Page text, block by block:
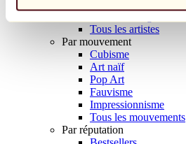
Tous les artistes
Par mouvement
Cubisme
Art naïf
Pop Art
Fauvisme
Impressionnisme
Tous les mouvements
Par réputation